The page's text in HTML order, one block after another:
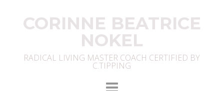
CORINNE BEATRICE
NOKEL
RADICAL LIVING MASTER COACH CERTIFIED BY
C.TIPPING